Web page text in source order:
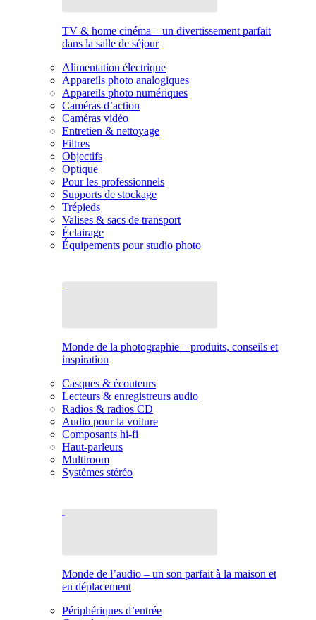
TV & home cinéma – un divertissement parfait
dans la salle de séjour
Alimentation électrique
Appareils photo analogiques
Appareils photo numériques
Caméras d’action
Caméras vidéo
Entretien & nettoyage
Filtres
Objectifs
Optique
Pour les professionnels
Supports de stockage
Trépieds
Valises & sacs de transport
Éclairage
Équipements pour studio photo
Monde de la photographie – produits, conseils et
inspiration
Casques & écouteurs
Lecteurs & enregistreurs audio
Radios & radios CD
Audio pour la voiture
Composants hi-fi
Haut-parleurs
Multiroom
Systèmes stéréo
Monde de l’audio – un son parfait à la maison et
en déplacement
Périphériques d’entrée